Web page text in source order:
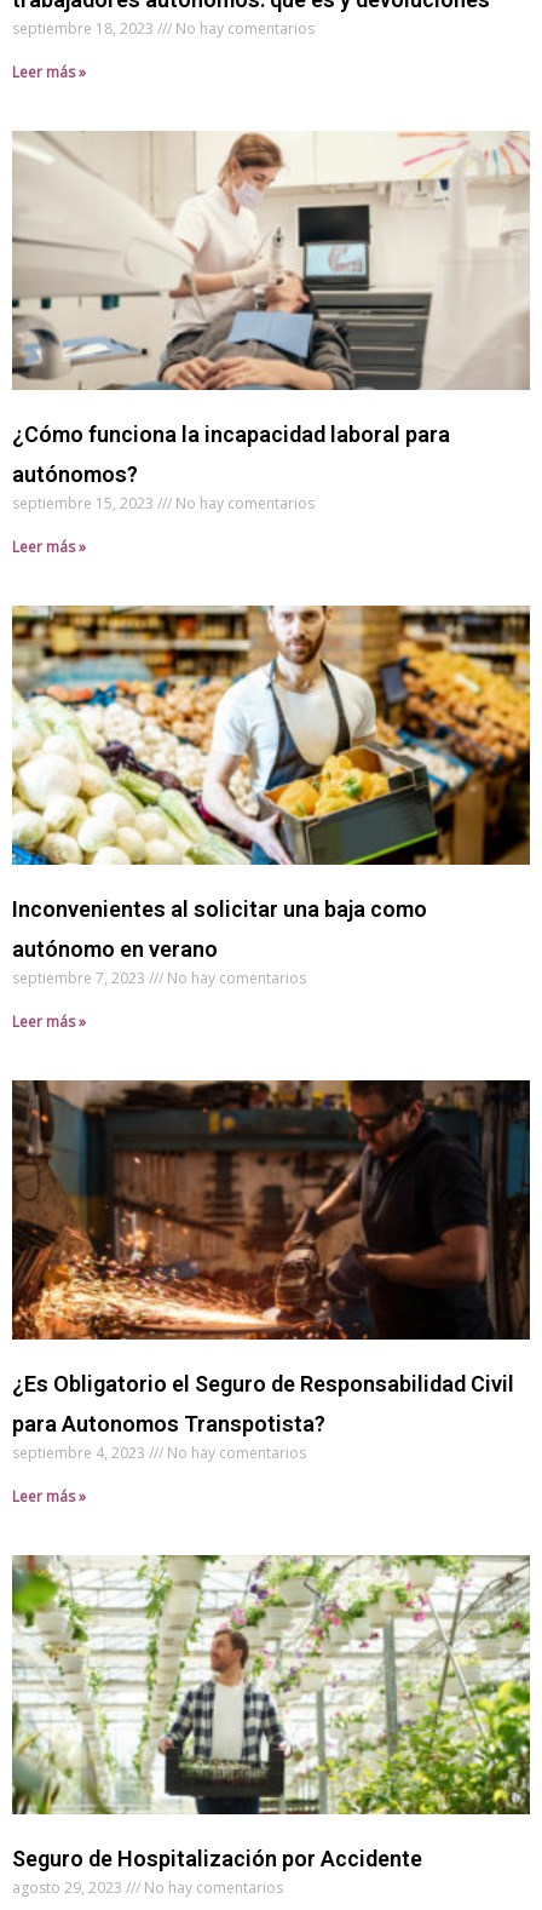
septiembre 18, 2023 No hay comentarios
Leer más »
¿Cómo funciona la incapacidad laboral para
autónomos?
septiembre 15, 2023 No hay comentarios
Leer más »
Inconvenientes al solicitar una baja como
autónomo en verano
septiembre 7, 2023 No hay comentarios
Leer más »
¿Es Obligatorio el Seguro de Responsabilidad Civil
para Autonomos Transpotista?
septiembre 4, 2023 No hay comentarios
Leer más »
Seguro de Hospitalización por Accidente
agosto 29, 2023 No hay comentarios